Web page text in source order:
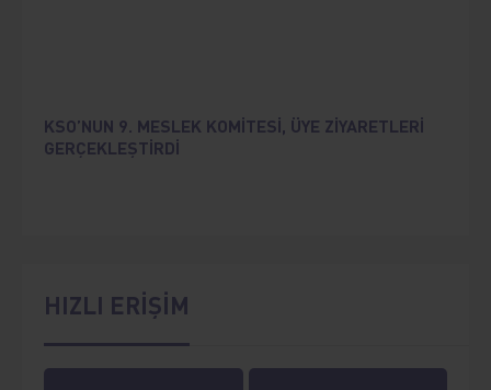
KSO’NUN 9. MESLEK KOMİTESİ, ÜYE ZİYARETLERİ
GERÇEKLEŞTİRDİ
HIZLI ERİŞİM